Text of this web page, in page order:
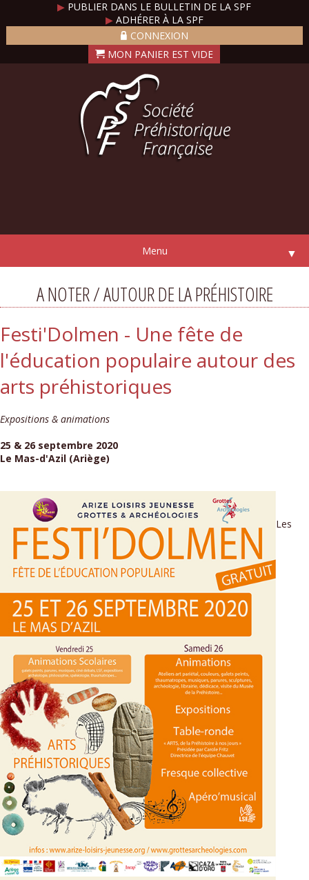
▶ PUBLIER DANS LE BULLETIN DE LA SPF
▶ADHÉRER À LA SPF
CONNEXION
Menu ▼
A NOTER / AUTOUR DE LA PRÉHISTOIRE
Festi'Dolmen - Une fête de
l'éducation populaire autour des
arts préhistoriques
Expositions & animations
25 & 26 septembre 2020
Le Mas-d'Azil (Ariège)
Les